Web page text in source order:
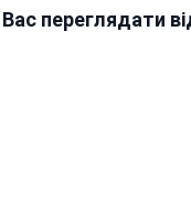
переглядати